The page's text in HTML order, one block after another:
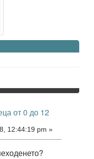
от 0 до 12
12:44:19 pm »